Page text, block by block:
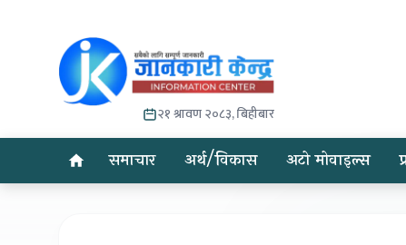
२१ श्रावण २०८३, बिहीबार
समाचार अर्थ/विकास अटो मोवाइल्स